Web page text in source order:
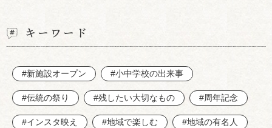
キーワード
#新施設オープン #小中学校の出来事
#伝統の祭り #残したい大切なもの #周年記念
#インスタ映え #地域で楽しむ #地域の有名人